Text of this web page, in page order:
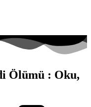
Ölümü : Oku,